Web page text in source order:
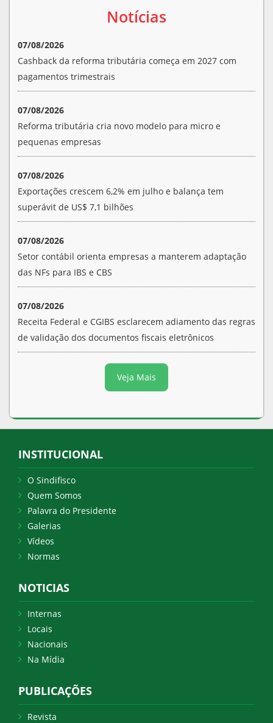
Notícias
07/08/2026
Cashback da reforma tributária começa em 2027 com
pagamentos trimestrais
07/08/2026
Reforma tributária cria novo modelo para micro e
pequenas empresas
07/08/2026
Exportações crescem 6,2% em julho e balança tem
superávit de US$ 7,1 bilhões
07/08/2026
Setor contábil orienta empresas a manterem adaptação
das NFs para IBS e CBS
07/08/2026
Receita Federal e CGIBS esclarecem adiamento das regras
de validação dos documentos fiscais eletrônicos
Veja Mais
INSTITUCIONAL
O Sindifisco
Quem Somos
Palavra do Presidente
Galerias
Vídeos
Normas
NOTICIAS
Internas
Locais
Nacionais
Na Mídia
PUBLICAÇÕES
Revista